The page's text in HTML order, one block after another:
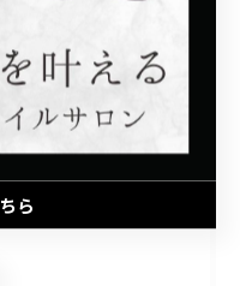
Categories
ら
ら